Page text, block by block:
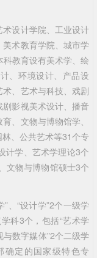
设计学院、工业设计
术教育学院、城市学
教育设有美术学、绘
、环境设计、产品设
、艺术与科技、戏剧
影视美术设计、播音
、文物与博物馆学、
、公共艺术等31个专
计学、艺术学理论3个
文物与博物馆硕士3个
、“设计学”2个一级学
科3个，包括“艺术学
与数字媒体”2个二级学
确定的国家级特色专